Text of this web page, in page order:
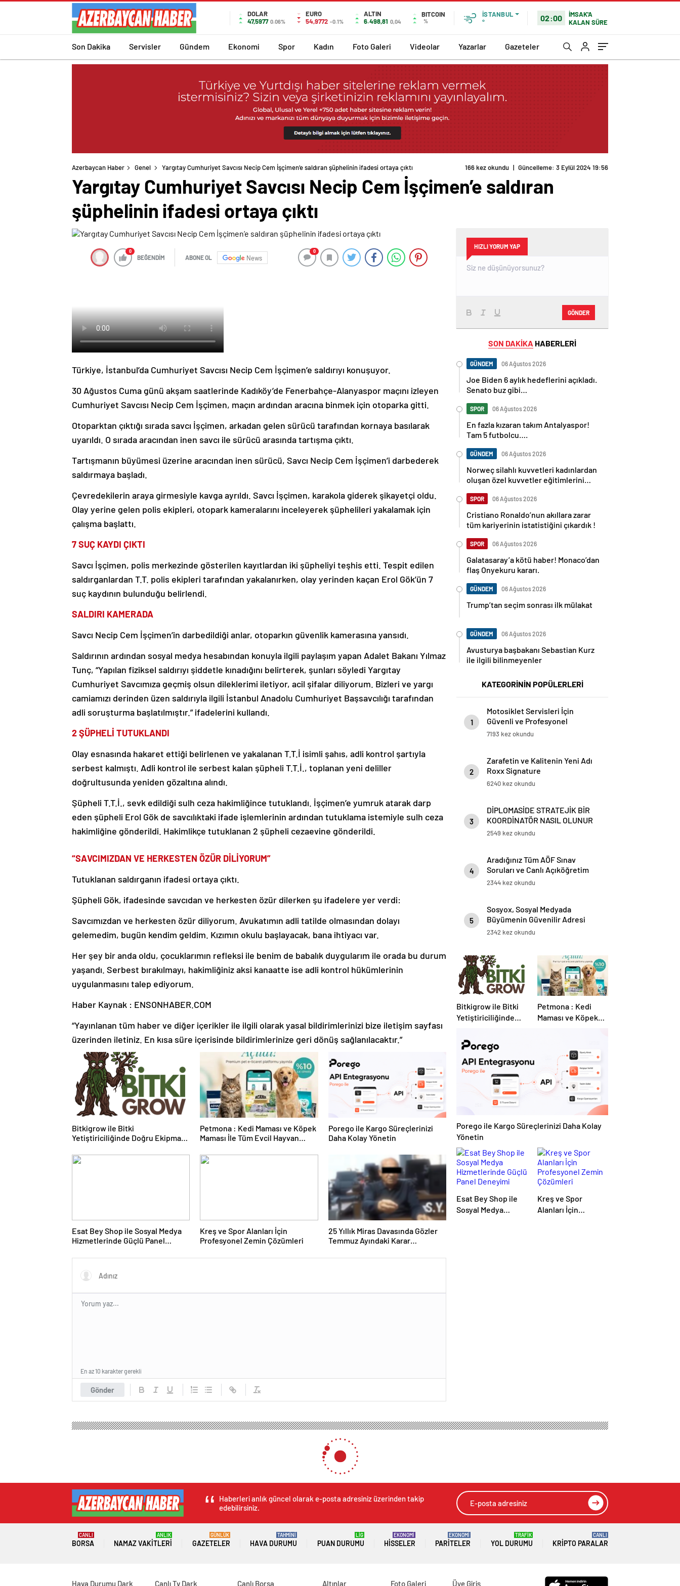
DOLAR
47,5977 0.06%
EURO
54,9772 -0.1%
ALTIN
6.498,81 0,04
BITCOIN
%
İSTANBUL
°
02:00
İMSAK'A
KALAN SÜRE
Son Dakika Servisler Gündem Ekonomi Spor Kadın Foto Galeri Videolar Yazarlar Gazeteler
Azerbaycan Haber Genel Yargıtay Cumhuriyet Savcısı Necip Cem İşçimen’e saldıran şüphelinin ifadesi ortaya çıktı 166 kez okundu | Güncelleme: 3 Eylül 2024 19:56
Yargıtay Cumhuriyet Savcısı Necip Cem İşçimen’e saldıran
şüphelinin ifadesi ortaya çıktı
0
BEĞENDİM ABONE OL News
0
Türkiye, İstanbul’da Cumhuriyet Savcısı Necip Cem İşçimen’e saldırıyı konuşuyor.
30 Ağustos Cuma günü akşam saatlerinde Kadıköy’de Fenerbahçe-Alanyaspor maçını izleyen
Cumhuriyet Savcısı Necip Cem İşçimen, maçın ardından aracına binmek için otoparka gitti.
Otoparktan çıktığı sırada savcı İşçimen, arkadan gelen sürücü tarafından kornaya basılarak
uyarıldı. O sırada aracından inen savcı ile sürücü arasında tartışma çıktı.
Tartışmanın büyümesi üzerine aracından inen sürücü, Savcı Necip Cem İşçimen’i darbederek
saldırmaya başladı.
Çevredekilerin araya girmesiyle kavga ayrıldı. Savcı İşçimen, karakola giderek şikayetçi oldu.
Olay yerine gelen polis ekipleri, otopark kameralarını inceleyerek şüphelileri yakalamak için
çalışma başlattı.
7 SUÇ KAYDI ÇIKTI
Savcı İşçimen, polis merkezinde gösterilen kayıtlardan iki şüpheliyi teşhis etti. Tespit edilen
saldırganlardan T.T. polis ekipleri tarafından yakalanırken, olay yerinden kaçan Erol Gök’ün 7
suç kaydının bulunduğu belirlendi.
SALDIRI KAMERADA
Savcı Necip Cem İşçimen’in darbedildiği anlar, otoparkın güvenlik kamerasına yansıdı.
Saldırının ardından sosyal medya hesabından konuyla ilgili paylaşım yapan Adalet Bakanı Yılmaz
Tunç, “Yapılan fiziksel saldırıyı şiddetle kınadığını belirterek, şunları söyledi Yargıtay
Cumhuriyet Savcımıza geçmiş olsun dileklerimi iletiyor, acil şifalar diliyorum. Bizleri ve yargı
camiamızı derinden üzen saldırıyla ilgili İstanbul Anadolu Cumhuriyet Başsavcılığı tarafından
adli soruşturma başlatılmıştır.” ifadelerini kullandı.
2 ŞÜPHELİ TUTUKLANDI
Olay esnasında hakaret ettiği belirlenen ve yakalanan T.T.İ isimli şahıs, adli kontrol şartıyla
serbest kalmıştı. Adli kontrol ile serbest kalan şüpheli T.T.İ., toplanan yeni deliller
doğrultusunda yeniden gözaltına alındı.
Şüpheli T.T.İ., sevk edildiği sulh ceza hakimliğince tutuklandı. İşçimen’e yumruk atarak darp
eden şüpheli Erol Gök de savcılıktaki ifade işlemlerinin ardından tutuklama istemiyle sulh ceza
hakimliğine gönderildi. Hakimlikçe tutuklanan 2 şüpheli cezaevine gönderildi.
“SAVCIMIZDAN VE HERKESTEN ÖZÜR DİLİYORUM”
Tutuklanan saldırganın ifadesi ortaya çıktı.
Şüpheli Gök, ifadesinde savcıdan ve herkesten özür dilerken şu ifadelere yer verdi:
Savcımızdan ve herkesten özür diliyorum. Avukatımın adli tatilde olmasından dolayı
gelemedim, bugün kendim geldim. Kızımın okulu başlayacak, bana ihtiyacı var.
Her şey bir anda oldu, çocuklarımın refleksi ile benim de babalık duygularım ile orada bu durum
yaşandı. Serbest bırakılmayı, hakimliğiniz aksi kanaatte ise adli kontrol hükümlerinin
uygulanmasını talep ediyorum.
Haber Kaynak : ENSONHABER.COM
“Yayınlanan tüm haber ve diğer içerikler ile ilgili olarak yasal bildirimlerinizi bize iletişim sayfası
üzerinden iletiniz. En kısa süre içerisinde bildirimlerinize geri dönüş sağlanılacaktır.”
Bitkigrow ile Bitki
Yetiştiriciliğinde Doğru Ekipman
Petmona : Kedi Maması ve Köpek
Maması İle Tüm Evcil Hayvan
Porego ile Kargo Süreçlerinizi
Daha Kolay Yönetin
Esat Bey Shop ile Sosyal Medya
Hizmetlerinde Güçlü Panel
Kreş ve Spor Alanları İçin
Profesyonel Zemin Çözümleri
25 Yıllık Miras Davasında Gözler
Temmuz Ayındaki Karar
Gönder
En az 10 karakter gerekli
HIZLI YORUM YAP
GÖNDER
SON DAKİKA HABERLERİ
GÜNDEM 06 Ağustos 2026
Joe Biden 6 aylık hedeflerini açıkladı.
Senato buz gibi…
SPOR 06 Ağustos 2026
En fazla kızaran takım Antalyaspor!
Tam 5 futbolcu….
GÜNDEM 06 Ağustos 2026
Norweç silahlı kuvvetleri kadınlardan
oluşan özel kuvvetler eğitimlerini
SPOR 06 Ağustos 2026
Cristiano Ronaldo’nun akıllara zarar
tüm kariyerinin istatistiğini çıkardık !
SPOR 06 Ağustos 2026
Galatasaray’a kötü haber! Monaco’dan
flaş Onyekuru kararı.
GÜNDEM 06 Ağustos 2026
Trump’tan seçim sonrası ilk mülakat
GÜNDEM 06 Ağustos 2026
Avusturya başbakanı Sebastian Kurz
ile ilgili bilinmeyenler
KATEGORİNİN POPÜLERLERİ
1
Motosiklet Servisleri İçin
Güvenli ve Profesyonel
Motosiklet Lifti Çözümleri
7193 kez okundu
2
Zarafetin ve Kalitenin Yeni Adı
Roxx Signature
6240 kez okundu
3
DİPLOMASİDE STRATEJİK BİR
KOORDİNATÖR NASIL OLUNUR
2549 kez okundu
4
Aradığınız Tüm AÖF Sınav
Soruları ve Canlı Açıköğretim
Forumu Burada
2344 kez okundu
5
Sosyox, Sosyal Medyada
Büyümenin Güvenilir Adresi
Olarak Öne Çıkıyor
2342 kez okundu
Bitkigrow ile Bitki
Yetiştiriciliğinde
Ürün Seçimi
Petmona : Kedi
Maması ve Köpek
Porego ile Kargo Süreçlerinizi Daha Kolay
Yönetin
Esat Bey Shop ile
Sosyal Medya
Kreş ve Spor
Alanları İçin
Haberleri anlık güncel olarak e-posta adresiniz üzerinden takip
edebilirsiniz.
BORSA
CANLI
NAMAZ VAKITLERI
ANLIK
GAZETELER
GÜNLÜK
HAVA DURUMU
TAHMİNİ
PUAN DURUMU
LİG
HISSELER
EKONOMİ
PARITELER
EKONOMİ
YOL DURUMU
TRAFİK
KRIPTO PARALAR
CANLI
Hava Durumu Dark Canlı Tv Dark Canlı Borsa Altınlar Foto Galeri Üye Giriş